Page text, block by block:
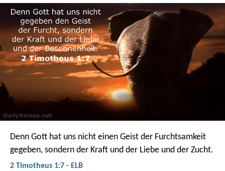
Denn Gott hat uns nicht einen Geist der Furchtsamkeit
gegeben, sondern der Kraft und der Liebe und der Zucht.
2 Timotheus 1:7 - ELB